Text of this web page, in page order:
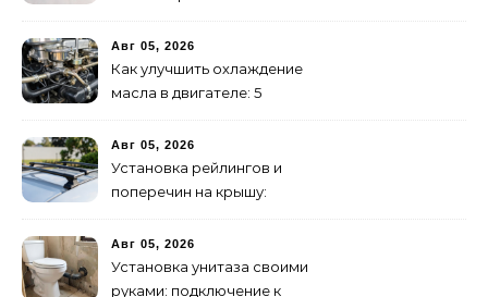
инструкция
Авг 05, 2026
Как улучшить охлаждение
масла в двигателе: 5
Авг 05, 2026
Установка рейлингов и
поперечин на крышу:
Авг 05, 2026
Установка унитаза своими
руками: подключение к